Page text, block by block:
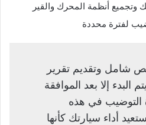
أنظمة المحرك والقير
لفترة محددة
شامل وتقديم تقرير
البدء إلا بعد الموافقة
التوضيب في هذه
أداء سيارتك كأنها